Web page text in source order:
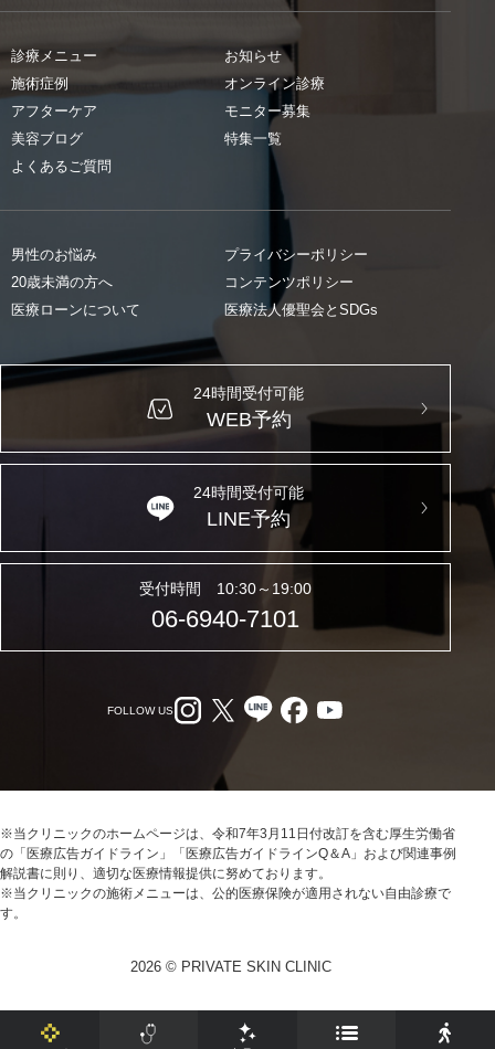
診療メニュー
施術症例
アフターケア
美容ブログ
よくあるご質問
お知らせ
オンライン診療
モニター募集
特集一覧
男性のお悩み
20歳未満の方へ
医療ローンについて
プライバシーポリシー
コンテンツポリシー
医療法人優聖会とSDGs
24時間受付可能
WEB予約
24時間受付可能
LINE予約
受付時間 10:30～19:00
06-6940-7101
FOLLOW US
※当クリニックのホームページは、令和7年3月11日付改訂を含む厚生労働省
の「医療広告ガイドライン」「医療広告ガイドラインQ＆A」および関連事例
解説書に則り、適切な医療情報提供に努めております。
※当クリニックの施術メニューは、公的医療保険が適用されない自由診療で
す。
2026 © PRIVATE SKIN CLINIC